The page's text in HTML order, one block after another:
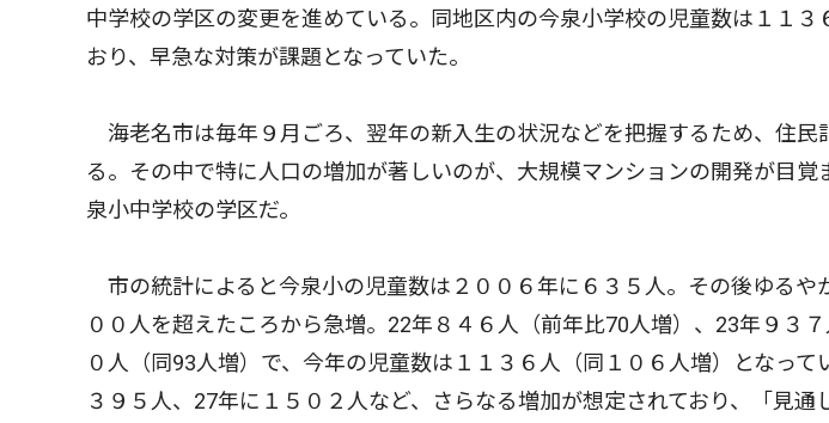
中学校の学区の変更を進めている。同地区内の今泉小学校の児童数は１１３
おり、早急な対策が課題となっていた。
海老名市は毎年９月ごろ、翌年の新入生の状況などを把握するため、住民
る。その中で特に人口の増加が著しいのが、大規模マンションの開発が目
泉小中学校の学区だ。
市の統計によると今泉小の児童数は２００６年に６３５人。その後ゆるや
００人を超えたころから急増。22年８４６人（前年比70人増）、23年９３
０人（同93人増）で、今年の児童数は１１３６人（同１０６人増）となって
３９５人、27年に１５０２人など、さらなる増加が想定されており、「見